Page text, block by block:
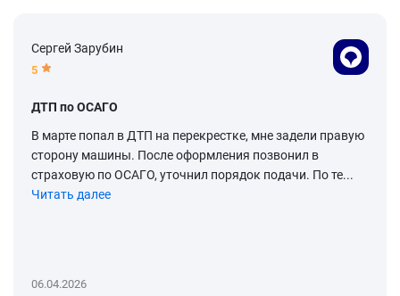
Сергей Зарубин
5
ДТП по ОСАГО
В марте попал в ДТП на перекрестке, мне задели правую
сторону машины. После оформления позвонил в
страховую по ОСАГО, уточнил порядок подачи. По те...
Читать далее
06.04.2026